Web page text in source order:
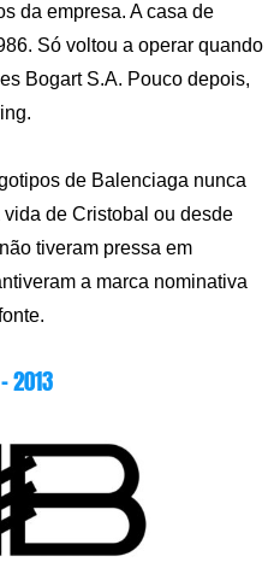
da empresa. A casa de
Só voltou a operar quando
Bogart S.A. Pouco depois,
de Balenciaga nunca
de Cristobal ou desde
tiveram pressa em
a marca nominativa
2013